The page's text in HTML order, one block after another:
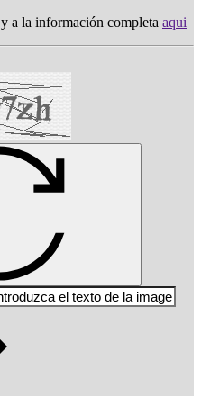
y a la información completa aqui